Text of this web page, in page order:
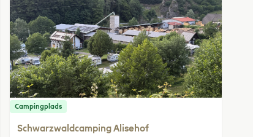
Campingplads
Schwarzwaldcamping Alisehof